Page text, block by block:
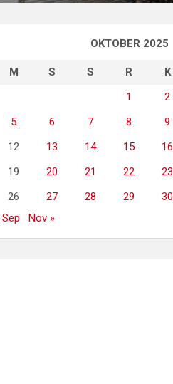
OKTOBER 2025
M S S R K
1
2
5
6 7 8 9
12
13 14 15 16
19
20 21 22 23
26
27 28 29 30
Sep
Nov »